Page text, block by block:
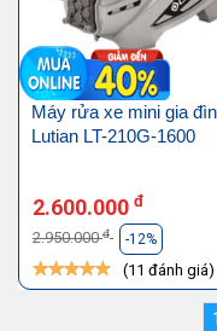
Máy rửa xe mini gia
Lutian LT-210G-1600
2.600.000 đ
2.950.000đ -12%
(11 đánh giá)
1